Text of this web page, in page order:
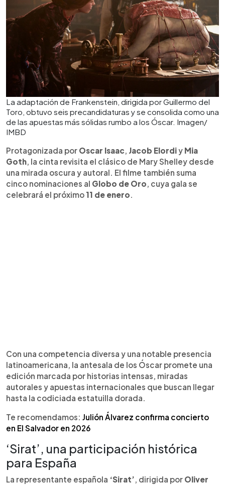
La adaptación de Frankenstein, dirigida por Guillermo del
Toro, obtuvo seis precandidaturas y se consolida como una
de las apuestas más sólidas rumbo a los Óscar. Imagen/
IMBD
Protagonizada por Oscar Isaac, Jacob Elordiy Mia
Goth, la cinta revisita el clásico de Mary Shelley desde
una mirada oscura y autoral. El filme también suma
cinco nominaciones al Globo de Oro, cuya gala se
celebrará el próximo 11 de enero.
Con una competencia diversa y una notable presencia
latinoamericana, la antesala de los Óscar promete una
edición marcada por historias intensas, miradas
autorales y apuestas internacionales que buscan llegar
hasta la codiciada estatuilla dorada.
Te recomendamos: Julión Álvarez confirma concierto
en El Salvador en 2026
‘Sirat’, una participación histórica
para España
La representante española ‘Sirat’, dirigida por Oliver